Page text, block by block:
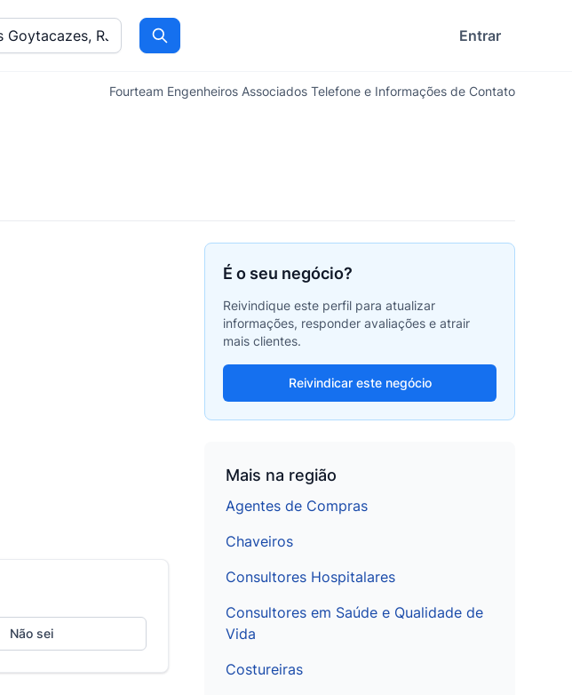
Procurar Entrar
Fourteam Engenheiros Associados Telefone e Informações de Contato
Não sei
É o seu negócio?
Reivindique este perfil para atualizar
informações, responder avaliações e atrair
mais clientes.
Reivindicar este negócio
Mais na região
Agentes de Compras
Chaveiros
Consultores Hospitalares
Consultores em Saúde e Qualidade de
Vida
Costureiras